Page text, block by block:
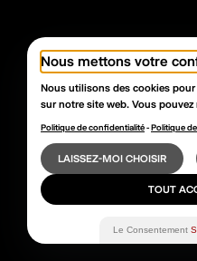
Nous mettons votre
Nous utilisons des cookies
sur notre site web. Vous
Politique de confidentialité-Politique
LAISSEZ-MOI CHOISIR
TOUT
Le Consentement